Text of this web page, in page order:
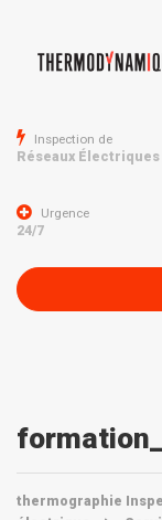
Inspection de
Réseaux Électriques
Urgence
24/7
thermographie